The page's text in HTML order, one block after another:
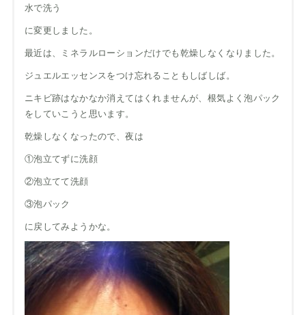
水で洗う
に変更しました。
最近は、ミネラルローションだけでも乾燥しなくなりました。
ジュエルエッセンスをつけ忘れることもしばしば。
ニキビ跡はなかなか消えてはくれませんが、根気よく泡パック
をしていこうと思います。
乾燥しなくなったので、夜は
①泡立てずに洗顔
②泡立てて洗顔
③泡パック
に戻してみようかな。